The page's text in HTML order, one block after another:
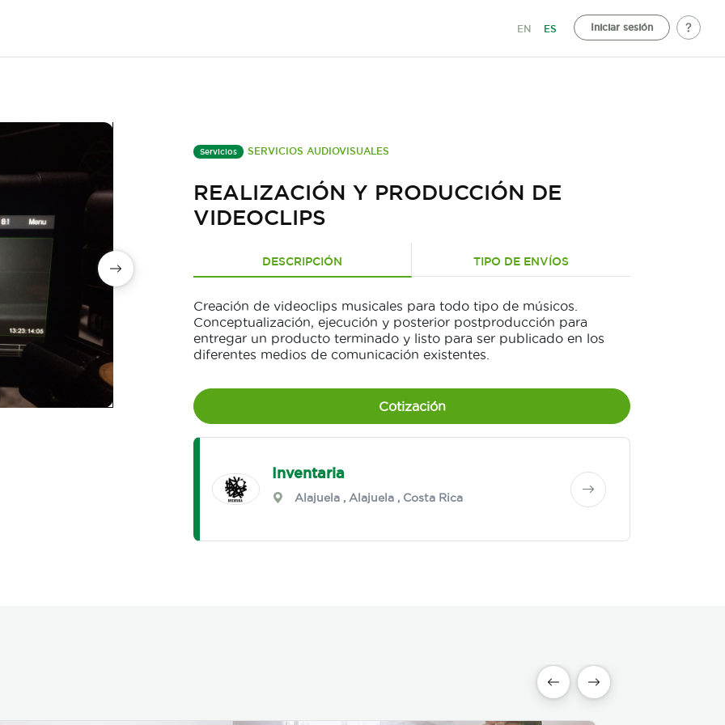
EN ES Iniciar sesión
Servicios SERVICIOS AUDIOVISUALES
REALIZACIÓN Y PRODUCCIÓN DE
VIDEOCLIPS
DESCRIPCIÓN TIPO DE ENVÍOS
Creación de videoclips musicales para todo tipo de músicos.
Conceptualización, ejecución y posterior postproducción para
entregar un producto terminado y listo para ser publicado en los
diferentes medios de comunicación existentes.
Cotización
Inventaria
Alajuela, Alajuela, Costa Rica